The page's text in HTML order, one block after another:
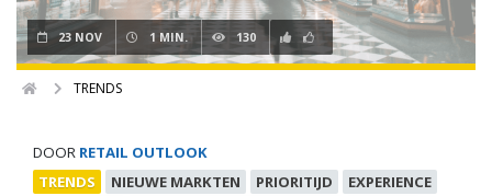
23 NOV 1 MIN. 130
TRENDS
DOOR RETAIL OUTLOOK
TRENDS
NIEUWE MARKTEN PRIORITIJD
EXPERIENCE